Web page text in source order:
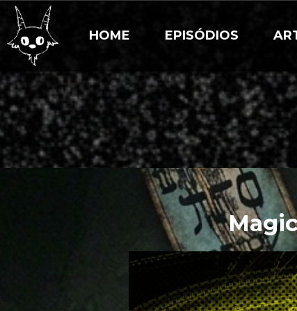
HOME EPISÓDIOS